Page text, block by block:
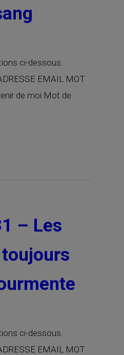
ci-dessous.
EMAIL MOT
de moi Mot de
– Les
ci-dessous.
EMAIL MOT